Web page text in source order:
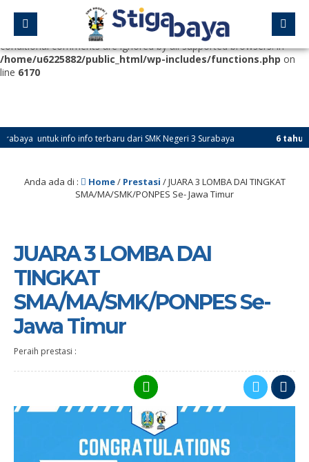
Deprecated
: Function WP_Dependencies->add_data() was called
with an argument that is
deprecated
since version 6.9.0! IE
conditional comments are ignored by all supported browsers. in
/home/u6225882/public_html/wp-includes/functions.php on
line 6170
untuk info info terbaru dari SMK Negeri 3 Surabaya 6 tahun
Anda ada di : Home/ Prestasi /JUARA 3 LOMBA DAI TINGKAT
SMA/MA/SMK/PONPES Se- Jawa Timur
JUARA 3 LOMBA DAI
TINGKAT
SMA/MA/SMK/PONPES Se-
Jawa Timur
Peraih prestasi :